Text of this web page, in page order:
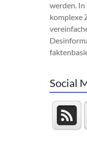
werden.
komplexe
Social